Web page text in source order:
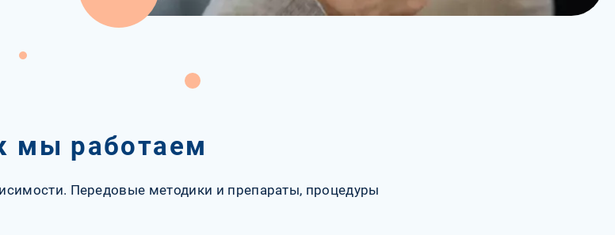
мы работаем
Передовые методики и препараты, процедуры